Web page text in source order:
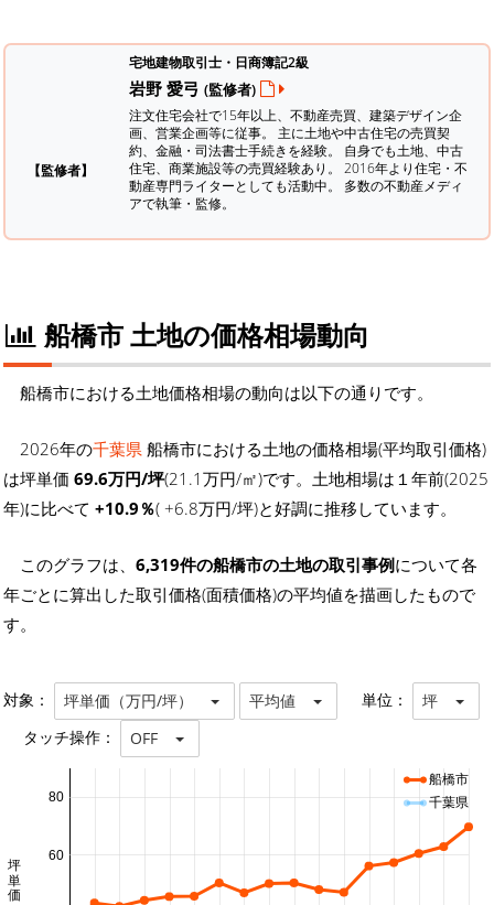
【監修者】
宅地建物取引士・日商簿記2級
岩野 愛弓 (監修者)
注文住宅会社で15年以上、不動産売買、建築デザイン企
画、営業企画等に従事。 主に土地や中古住宅の売買契
約、金融・司法書士手続きを経験。 自身でも土地、中古
住宅、商業施設等の売買経験あり。 2016年より住宅・不
動産専門ライターとしても活動中。 多数の不動産メディ
アで執筆・監修。
船橋市 土地の価格相場動向
船橋市における土地価格相場の動向は以下の通りです。
2026年の千葉県 船橋市における土地の価格相場(平均取引価格)
は坪単価 69.6万円/坪(21.1万円/㎡)です。土地相場は１年前(2025
年)に比べて +10.9％( +6.8万円/坪)と好調に推移しています。
このグラフは、 6,319件の船橋市の土地の取引事例について各
年ごとに算出した取引価格(面積価格)の平均値を描画したもので
す。
対象： 坪単価（万円/坪） 平均値 単位： 坪
タッチ操作： OFF
60
80
船橋市
千葉県